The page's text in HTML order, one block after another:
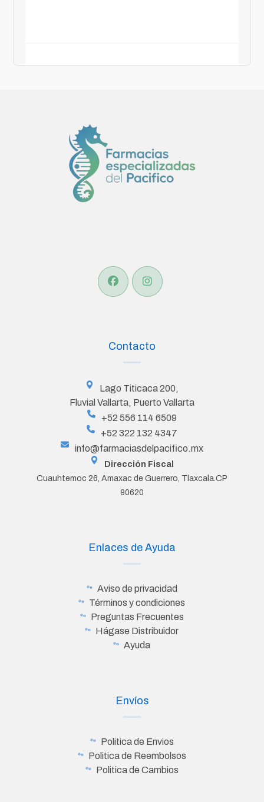
Contacto
Lago Titicaca 200,
Fluvial Vallarta, Puerto Vallarta
+52 556 114 6509
+52 322 132 4347
info@farmaciasdelpacifico.mx
Dirección Fiscal
Cuauhtemoc 26, Amaxac de Guerrero, Tlaxcala.CP
90620
Enlaces de Ayuda
Aviso de privacidad
Términos y condiciones
Preguntas Frecuentes
Hágase Distribuidor
Ayuda
Envíos
Politica de Envios
Politica de Reembolsos
Politica de Cambios